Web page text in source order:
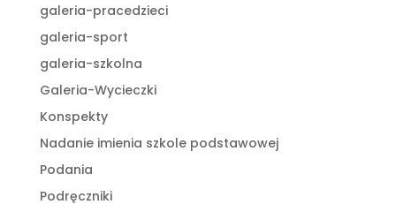
galeria-pracedzieci
galeria-sport
galeria-szkolna
Galeria-Wycieczki
Konspekty
Nadanie imienia szkole podstawowej
Podania
Podręczniki